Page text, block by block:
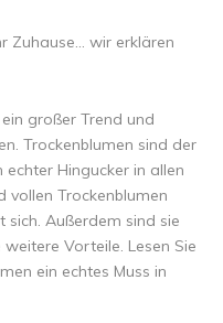
Zuhause... wir erklären
großer Trend und
Trockenblumen sind der
Hingucker in allen
vollen Trockenblumen
Außerdem sind sie
Vorteile. Lesen Sie
ein echtes Muss in